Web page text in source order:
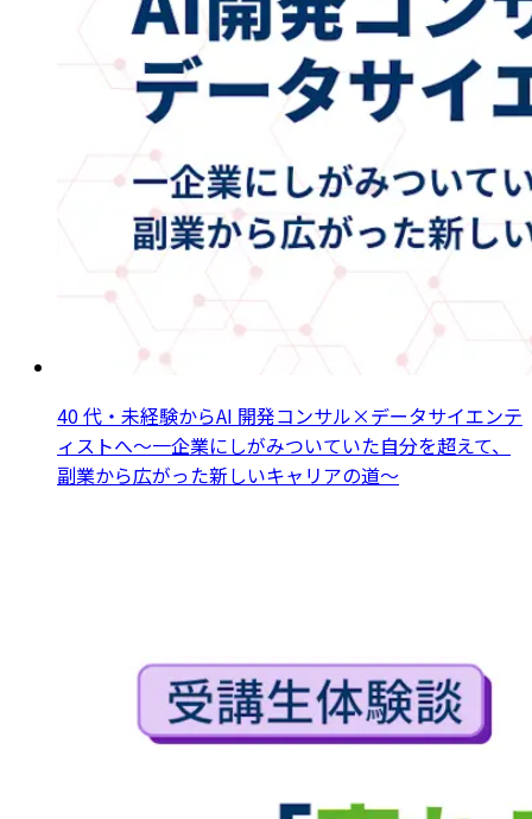
40 代・未経験からAI 開発コンサル×データサイエンテ
ィストへ～一企業にしがみついていた自分を超えて、
副業から広がった新しいキャリアの道～